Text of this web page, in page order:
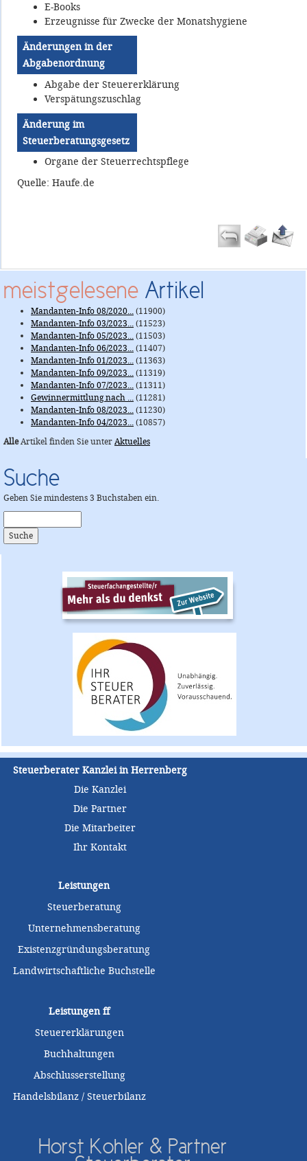
E-Books
Erzeugnisse für Zwecke der Monatshygiene
Änderungen in der
Abgabenordnung
Abgabe der Steuererklärung
Verspätungszuschlag
Änderung im
Steuerberatungsgesetz
Organe der Steuerrechtspflege
Quelle: Haufe.de
meistgelesene Artikel
Mandanten-Info 08/2020...(11900)
Mandanten-Info 03/2023...(11523)
Mandanten-Info 05/2023...(11503)
Mandanten-Info 06/2023...(11407)
Mandanten-Info 01/2023...(11363)
Mandanten-Info 09/2023...(11319)
Mandanten-Info 07/2023...(11311)
Gewinnermittlung nach ...(11281)
Mandanten-Info 08/2023...(11230)
Mandanten-Info 04/2023...(10857)
AlleArtikel finden Sie unterAktuelles
Suche
Geben Sie mindestens 3 Buchstaben ein.
Steuerberater Kanzlei in Herrenberg
Die Kanzlei
Die Partner
Die Mitarbeiter
Ihr Kontakt
Leistungen
Steuerberatung
Unternehmensberatung
Existenzgründungsberatung
Landwirtschaftliche Buchstelle
Leistungenff
Steuererklärungen
Buchhaltungen
Abschlusserstellung
Handelsbilanz / Steuerbilanz
Horst Kohler & Partner